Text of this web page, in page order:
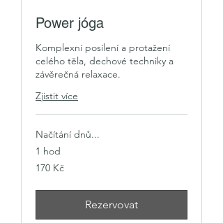
Power jóga
Komplexní posílení a protažení
celého těla, dechové techniky a
závěrečná relaxace.
Zjistit více
Načítání dnů...
1 hod
170
českých
170 Kč
Rezervovat